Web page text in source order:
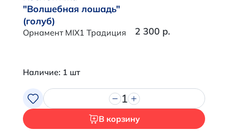
"Волшебная лошадь"
(голуб)
Орнамент MIX1 Традиция 2 300 р.
Наличие: 1 шт
1
В корзину